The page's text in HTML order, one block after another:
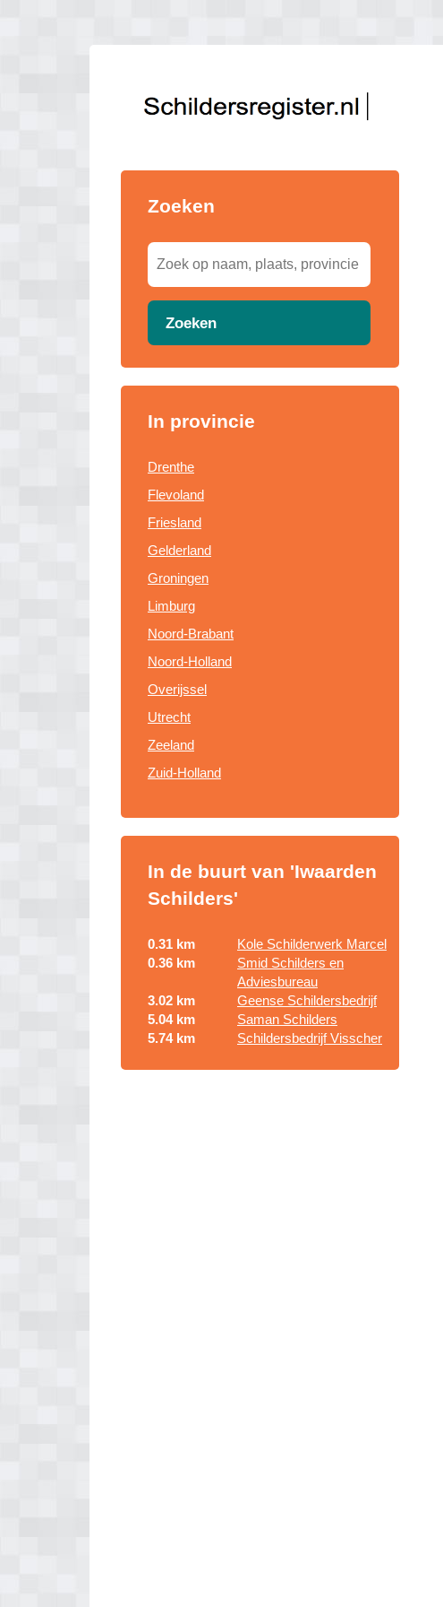
Zoeken
Zoeken
In provincie
Drenthe
Flevoland
Friesland
Gelderland
Groningen
Limburg
Noord-Brabant
Noord-Holland
Overijssel
Utrecht
Zeeland
Zuid-Holland
In de buurt van 'Iwaarden
Schilders'
0.31 km
Kole Schilderwerk Marcel
0.36 km
Smid Schilders en
Adviesbureau
3.02 km
Geense Schildersbedrijf
5.04 km
Saman Schilders
5.74 km
Schildersbedrijf Visscher